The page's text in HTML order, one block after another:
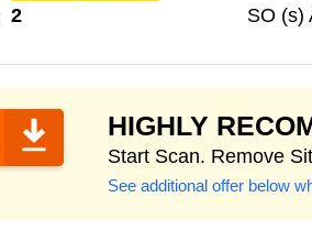
2
SO (s)
HIGHLY
Start Scan. Remove
See additional offer below